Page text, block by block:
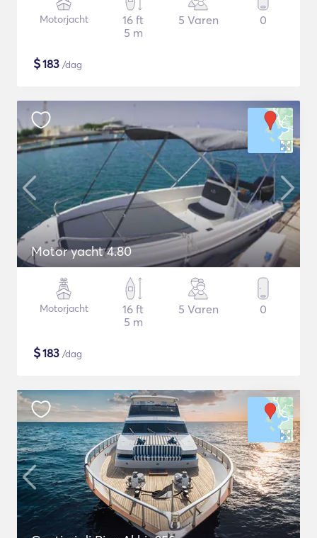
Motorjacht
16 ft
5 m
5 Varen 0
$183 /dag
Motor yacht 4.80
Motorjacht
16 ft
5 m
5 Varen 0
$183 /dag